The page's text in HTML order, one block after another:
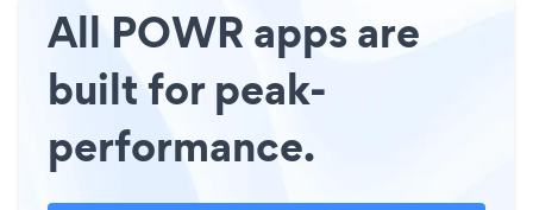
All POWR apps are
built for peak-
performance.